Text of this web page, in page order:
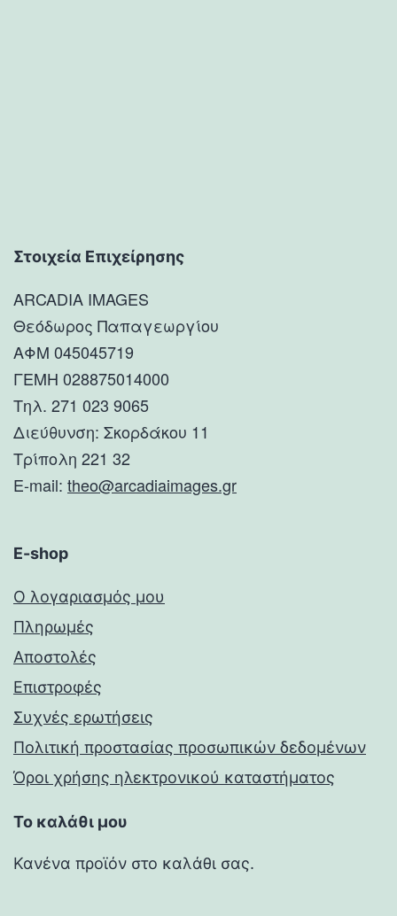
Στοιχεία Επιχείρησης
ARCADIA IMAGES
Θεόδωρος Παπαγεωργίου
ΑΦΜ 045045719
ΓΕΜΗ 028875014000
Τηλ. 271 023 9065
Διεύθυνση: Σκορδάκου 11
Τρίπολη 221 32
E-mail: theo@arcadiaimages.gr
E-shop
Ο λογαριασμός μου
Πληρωμές
Αποστολές
Επιστροφές
Συχνές ερωτήσεις
Πολιτική προστασίας προσωπικών δεδομένων
Όροι χρήσης ηλεκτρονικού καταστήματος
Το καλάθι μου
Κανένα προϊόν στο καλάθι σας.